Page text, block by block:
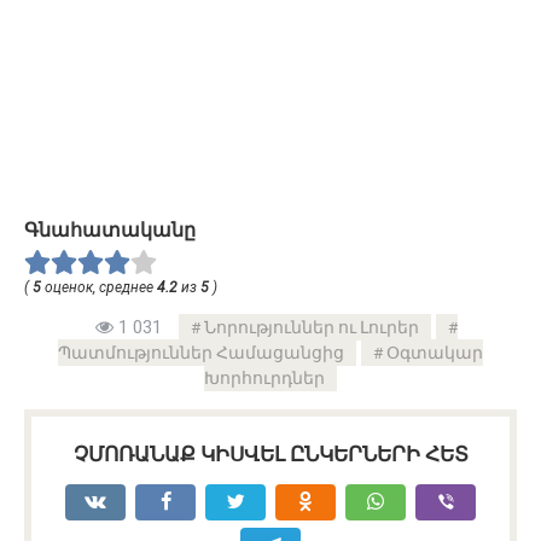
Գնահատականը
( 5 оценок, среднее 4.2 из 5 )
1 031
Նորություններ ու Լուրեր
Պատմություններ Համացանցից
Օգտակար
Խորհուրդներ
ՉՄՈՌԱՆԱՔ ԿԻՍՎԵԼ ԸՆԿԵՐՆԵՐԻ ՀԵՏ